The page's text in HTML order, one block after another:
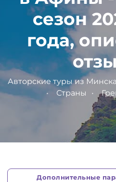
сезон
года,
Авторские туры из
Страны
Дополнительные